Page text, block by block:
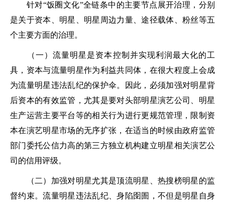
针对“饭圈文化”全链条中的主要节点展开治理，分别
是关于资本、明星、明星周边力量、途径载体、粉丝等五
个主要方面的治理。
（一）流量明星是资本控制并实现利润最大化的工
具，资本与流量明星作为利益共同体，在很大程度上会成
为流量明星违法乱纪的保护伞。因此，必须加强对明星背
后资本的有效监管，尤其是要对头部明星演艺公司、明星
生产运营主要平台等的相关行为进行更规范管理，限制资
本在演艺明星市场的无序扩张，在适当的时候由政府监管
部门委托公信力高的第三方独立机构建立明星相关演艺公
司的信用评级。
（二）加强对明星尤其是顶流明星、热搜榜明星的监
督约束。流量明星违法乱纪、身陷囹圄，不但是明星自身